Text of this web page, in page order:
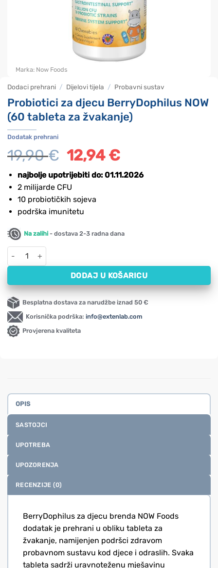
Dodaci prehrani / Dijelovi tijela / Probavni sustav
Probiotici za djecu BerryDophilus NOW
(60 tableta za žvakanje)
Dodatak prehrani
19,90€ Izvorna
cijena
bila
je:
19,90 €.
12,94€Trenutna
je:
najbolje upotrijebiti do: 01.11.2026
2 milijarde CFU
10 probiotičkih sojeva
podrška imunitetu
Na zalihi - dostava 2-3 radna dana
Probiotici za djecu BerryDophilus NOW (60 tableta za
DODAJ U KOŠARICU
Besplatna dostava za narudžbe iznad 50 €
Korisnička podrška: info@extenlab.com
Provjerena kvaliteta
Marka: Now Foods
OPIS
SASTOJCI
UPOTREBA
UPOZORENJA
RECENZIJE (0)
BerryDophilus za djecu brenda NOW Foods
dodatak je prehrani u obliku tableta za
žvakanje, namijenjen podršci zdravom
probavnom sustavu kod djece i odraslih. Svaka
tableta sadrži uravnoteženu mješavinu